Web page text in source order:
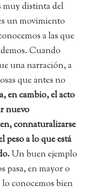
muy distinta del
un movimiento
a las que
Cuando
una narración, a
que antes no
en cambio, el acto
nuevo
connaturalizarse
peso a lo que está
Un buen ejemplo
pasa, en mayor o
conocemos bien